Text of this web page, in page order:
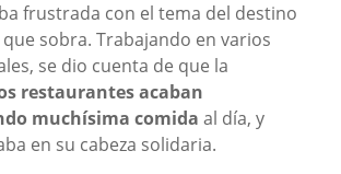
frustrada con el tema del destino
sobra. Trabajando en varios
se dio cuenta de que la
restaurantes acaban
muchísima comida al día, y
en su cabeza solidaria.